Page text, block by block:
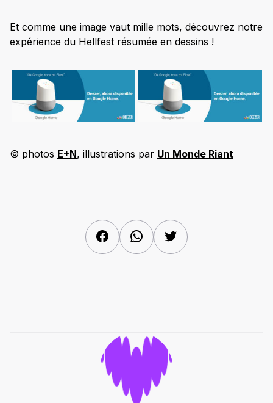
Et comme une image vaut mille mots, découvrez notre
expérience du Hellfest résumée en dessins !
© photos E+N, illustrations par Un Monde Riant
FacebookWhatsAppTwitter